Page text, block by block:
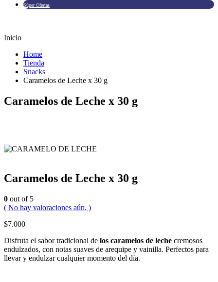
Súper Ofertas
Inicio
Home
Tienda
Snacks
Caramelos de Leche x 30 g
Caramelos de Leche x 30 g
Caramelos de Leche x 30 g
0 out of 5
( No hay valoraciones aún. )
$7.000
Disfruta el sabor tradicional de los caramelos de leche cremosos
endulzados, con notas suaves de arequipe y vainilla. Perfectos para
llevar y endulzar cualquier momento del día.